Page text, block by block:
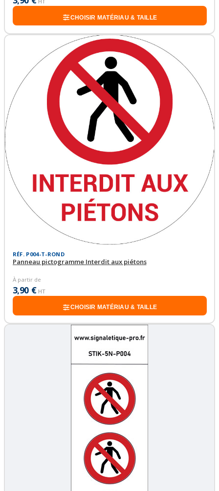
CHOISIR MATÉRIAU & TAILLE
RÉF. P004-T-ROND
Panneau pictogramme Interdit aux piétons
À partir de
3,90 € HT
CHOISIR MATÉRIAU & TAILLE